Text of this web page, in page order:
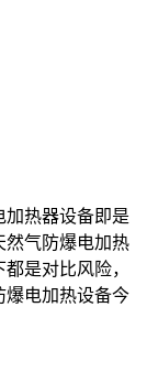
加热器设备即是
然气防爆电加热
是对比风险，
爆电加热设备今